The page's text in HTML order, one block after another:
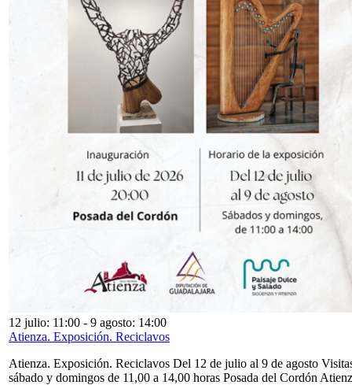
12 julio: 11:00 - 9 agosto: 14:00
Atienza. Exposición. Reciclavos
Atienza. Exposición. Reciclavos Del 12 de julio al 9 de agosto
sábado y domingos de 11,00 a 14,00 horas Posada del Cordón